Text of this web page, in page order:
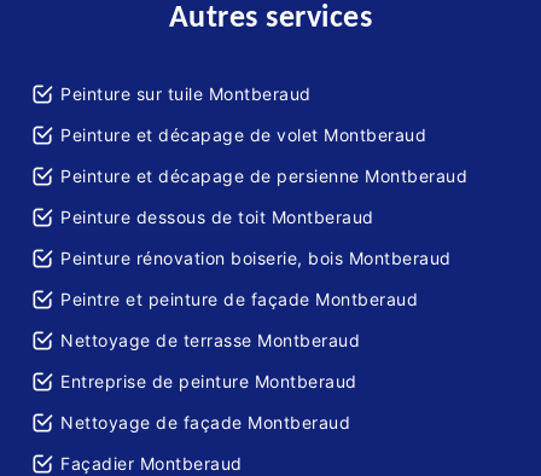
Autres services
Peinture sur tuile Montberaud
Peinture et décapage de volet Montberaud
Peinture et décapage de persienne Montberaud
Peinture dessous de toit Montberaud
Peinture rénovation boiserie, bois Montberaud
Peintre et peinture de façade Montberaud
Nettoyage de terrasse Montberaud
Entreprise de peinture Montberaud
Nettoyage de façade Montberaud
Façadier Montberaud